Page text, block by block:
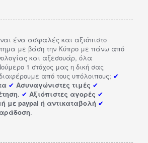
ένα ασφαλές και αξιόπιστο
με βάση την Κύπρο με πάνω από
και αξεσουάρ, όλα
1 στόχος μας η δική σας
από τους υπόλοιπους; ✔
✔ Ασυναγώνιστες τιμές ✔
. ✔ Αξιόπιστες αγορές ✔
paypal ή αντικαταβολή ✔
.